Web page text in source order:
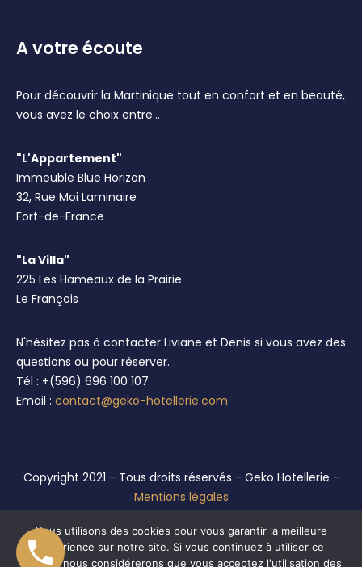
A votre écoute
Pour découvrir la Martinique tout en confort et en beauté,
vous avez le choix entre...
"L'Appartement"
Immeuble Blue Horizon
32, Rue Moi Laminaire
Fort-de-France
"La Villa"
225 Les Hameaux de la Prairie
Le François
N'hésitez pas à contacter Liviane et Denis si vous avez des
questions ou pour réserver.
Tél : +(596) 696 100 107
Email : contact@geko-hotellerie.com
Copyright 2021 - Tous droits réservés - Geko Hotellerie -
Mentions légales
Réalisation :
Anthellia Conseil
Nous utilisons des cookies pour vous garantir la meilleure
expérience sur notre site. Si vous continuez à utiliser ce
dernier, nous considérerons que vous acceptez l'utilisation des